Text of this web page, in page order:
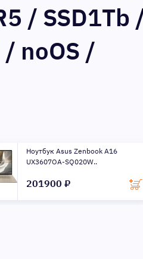
/ SSD1Tb
noOS /
Ноутбук Asus Zenbook A16
UX3607OA-SQ020W..
201900 ₽